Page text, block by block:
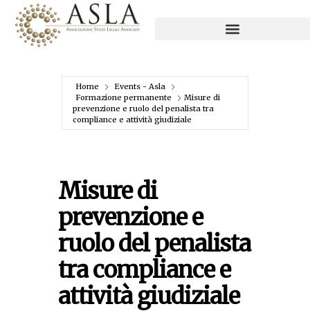
Home
Events - Asla
Formazione permanente
Misure di
prevenzione e ruolo del penalista tra
compliance e attività giudiziale
Misure di
prevenzione e
ruolo del penalista
tra compliance e
attività giudiziale